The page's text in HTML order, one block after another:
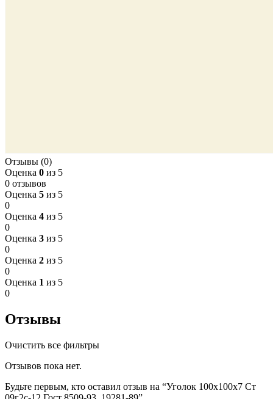
Отзывы (0)
Оценка 0 из 5
0 отзывов
Оценка 5 из 5
0
Оценка 4 из 5
0
Оценка 3 из 5
0
Оценка 2 из 5
0
Оценка 1 из 5
0
Отзывы
Очистить все фильтры
Отзывов пока нет.
Будьте первым, кто оставил отзыв на “Уголок 100х100х7 Ст